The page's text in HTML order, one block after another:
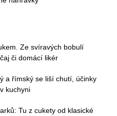
Ze svíravých bobulí
či domácí likér
a římský se liší chutí, účinky
kuchyni
Tu z cukety od klasické